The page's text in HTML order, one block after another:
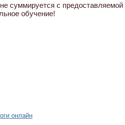
суммируется с
обучение!
онлайн